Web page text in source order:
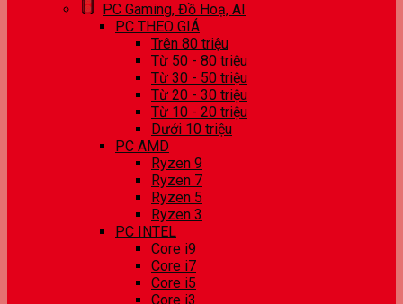
PC Gaming, Đồ Hoạ, AI
PC THEO GIÁ
Trên 80 triệu
Từ 50 - 80 triệu
Từ 30 - 50 triệu
Từ 20 - 30 triệu
Từ 10 - 20 triệu
Dưới 10 triệu
PC AMD
Ryzen 9
Ryzen 7
Ryzen 5
Ryzen 3
PC INTEL
Core i9
Core i7
Core i5
Core i3